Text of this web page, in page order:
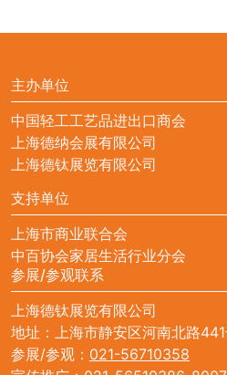
主办单位
中国轻工工艺品进出口商会
上海德纳会展有限公司
上海德钛展览有限公司
支持单位
上海市商业联合会
中百协会家居生活行业分会
参展/参观联系
上海德钛展览有限公司
地址：上海市静安区河南北路
参展/参观： 021-56710358